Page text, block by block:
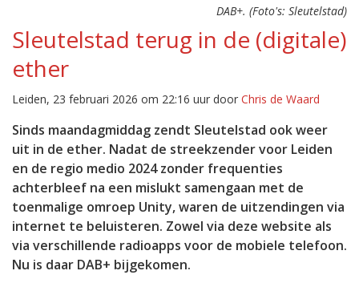
DAB+. (Foto's: Sleutelstad)
Sleutelstad terug in de (digitale)
ether
Leiden, 23 februari 2026 om 22:16 uur door Chris de Waard
Sinds maandagmiddag zendt Sleutelstad ook weer
uit in de ether. Nadat de streekzender voor Leiden
en de regio medio 2024 zonder frequenties
achterbleef na een mislukt samengaan met de
toenmalige omroep Unity, waren de uitzendingen via
internet te beluisteren. Zowel via deze website als
via verschillende radioapps voor de mobiele telefoon.
Nu is daar DAB+ bijgekomen.